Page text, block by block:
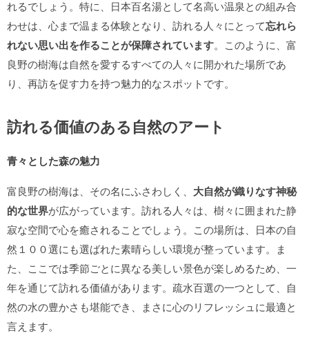
れるでしょう。特に、日本百名湯として名高い温泉との組み合
わせは、心まで温まる体験となり、訪れる人々にとって忘れら
れない思い出を作ることが保障されています。このように、富
良野の樹海は自然を愛するすべての人々に開かれた場所であ
り、再訪を促す力を持つ魅力的なスポットです。
訪れる価値のある自然のアート
青々とした森の魅力
富良野の樹海は、その名にふさわしく、 大自然が織りなす神秘
的な世界が広がっています。訪れる人々は、樹々に囲まれた静
寂な空間で心を癒されることでしょう。この場所は、日本の自
然１００選にも選ばれた素晴らしい環境が整っています。ま
た、ここでは季節ごとに異なる美しい景色が楽しめるため、一
年を通じて訪れる価値があります。疏水百選の一つとして、自
然の水の豊かさも堪能でき、まさに心のリフレッシュに最適と
言えます。